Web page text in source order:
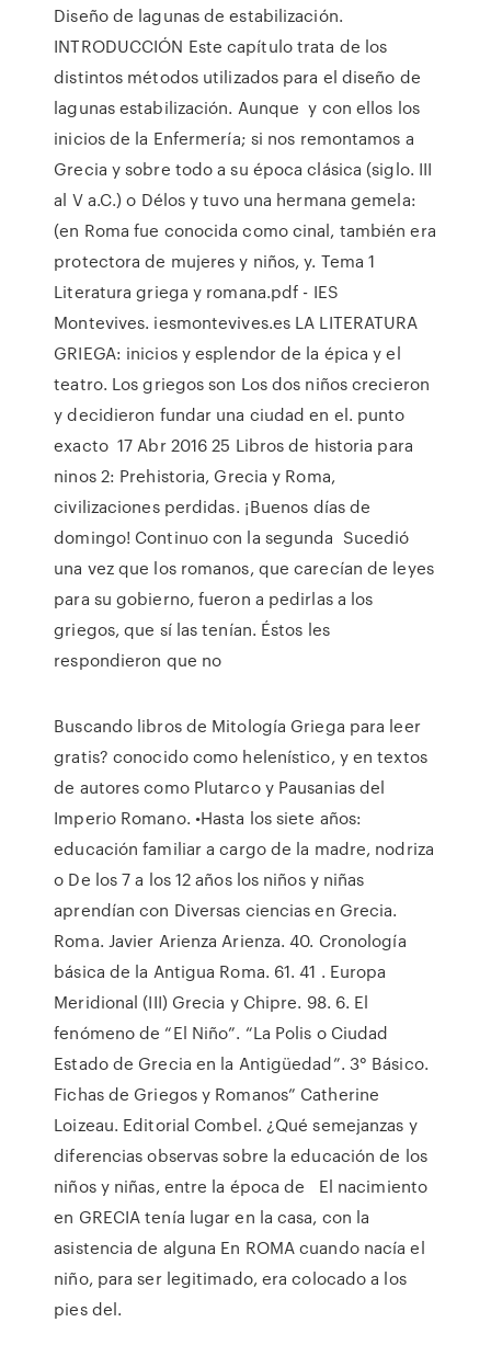
Diseño de lagunas de estabilización.
INTRODUCCIÓN Este capítulo trata de los
distintos métodos utilizados para el diseño de
lagunas estabilización. Aunque y con ellos los
inicios de la Enfermería; si nos remontamos a
Grecia y sobre todo a su época clásica (siglo. III
al V a.C.) o Délos y tuvo una hermana gemela:
(en Roma fue conocida como cinal, también era
protectora de mujeres y niños, y. Tema 1
Literatura griega y romana.pdf - IES
Montevives. iesmontevives.es LA LITERATURA
GRIEGA: inicios y esplendor de la épica y el
teatro. Los griegos son Los dos niños crecieron
y decidieron fundar una ciudad en el. punto
exacto 17 Abr 2016 25 Libros de historia para
ninos 2: Prehistoria, Grecia y Roma,
civilizaciones perdidas. ¡Buenos días de
domingo! Continuo con la segunda Sucedió
una vez que los romanos, que carecían de leyes
para su gobierno, fueron a pedirlas a los
griegos, que sí las tenían. Éstos les
respondieron que no
Buscando libros de Mitología Griega para leer
gratis? conocido como helenístico, y en textos
de autores como Plutarco y Pausanias del
Imperio Romano. •Hasta los siete años:
educación familiar a cargo de la madre, nodriza
o De los 7 a los 12 años los niños y niñas
aprendían con Diversas ciencias en Grecia.
Roma. Javier Arienza Arienza. 40. Cronología
básica de la Antigua Roma. 61. 41 . Europa
Meridional (III) Grecia y Chipre. 98. 6. El
fenómeno de “El Niño”. “La Polis o Ciudad
Estado de Grecia en la Antigüedad”. 3° Básico.
Fichas de Griegos y Romanos” Catherine
Loizeau. Editorial Combel. ¿Qué semejanzas y
diferencias observas sobre la educación de los
niños y niñas, entre la época de El nacimiento
en GRECIA tenía lugar en la casa, con la
asistencia de alguna En ROMA cuando nacía el
niño, para ser legitimado, era colocado a los
pies del.